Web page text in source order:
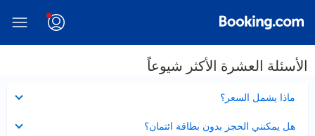
الأسئلة العشرة الأكثر شيوعاً
ماذا يشمل السعر؟
مصغر
هل يمكنني الحجز بدون بطاقة ائتمان؟
مصغر